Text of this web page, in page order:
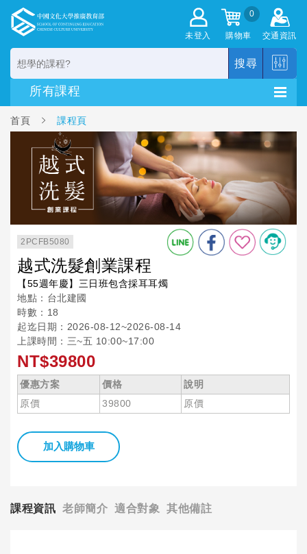
未登入
0
購物車 交通資訊
搜尋
首頁 課程頁
2PCFB5080
越式洗髮創業課程
【55週年慶】三日班包含採耳耳燭
地點：台北建國
時數：18
起迄日期：2026-08-12~2026-08-14
上課時間：三~五 10:00~17:00
NT$39800
優惠方案 價格
說明
原價
39800 原價
加入購物車
課程資訊 老師簡介 適合對象 其他備註